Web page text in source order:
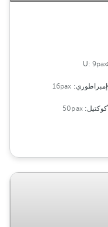
U: 9pax
إمبراطوري: 16pax
كوكتيل:50pax